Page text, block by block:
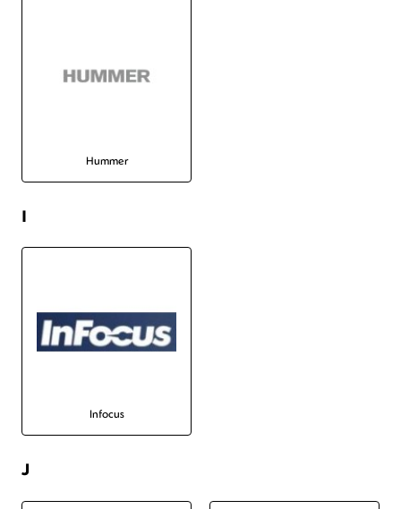
Hummer
I
Infocus
J